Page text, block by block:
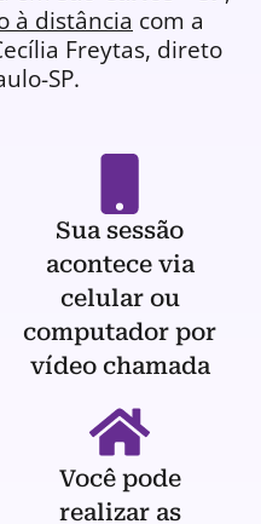
à distância com a
Freytas, direto
SP.
Sua sessão
acontece via
celular ou
computador por
vídeo chamada
Você pode
realizar as